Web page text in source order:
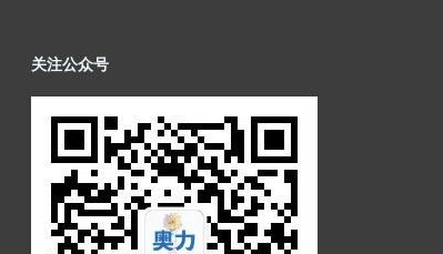
关注公众号